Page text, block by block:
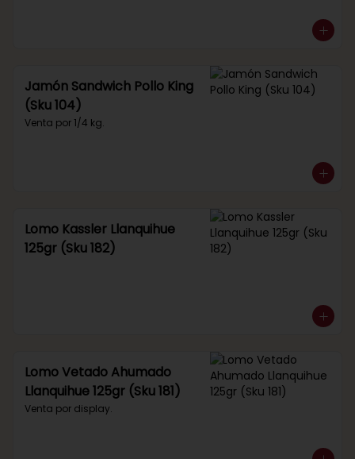
Jamón Sandwich Pollo King
(Sku 104)
Venta por 1/4 kg.
Lomo Kassler Llanquihue
125gr (Sku 182)
Lomo Vetado Ahumado
Llanquihue 125gr (Sku 181)
Venta por display.